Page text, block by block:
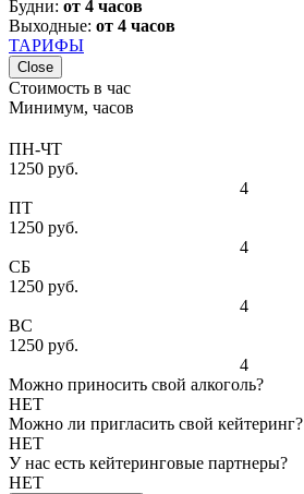
Будни: от 4 часов
Выходные: от 4 часов
ТАРИФЫ
Close
Стоимость в час
Минимум, часов
ПН-ЧТ
1250 руб.
4
ПТ
1250 руб.
4
СБ
1250 руб.
4
ВС
1250 руб.
4
Можно приносить свой алкоголь?
НЕТ
Можно ли пригласить свой кейтеринг?
НЕТ
У нас есть кейтеринговые партнеры?
НЕТ